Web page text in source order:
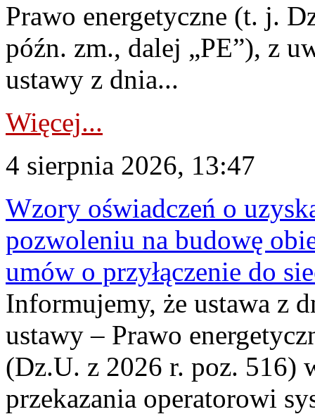
Prawo energetyczne (t. j.
późn. zm., dalej „PE”), z
ustawy z dnia...
Więcej...
4 sierpnia 2026, 13:47
Wzory oświadczeń o
pozwoleniu na budowę
umów o przyłączenie do
Informujemy, że ustawa z
ustawy – Prawo
(Dz.U. z 2026 r. poz. 516)
przekazania operatorowi